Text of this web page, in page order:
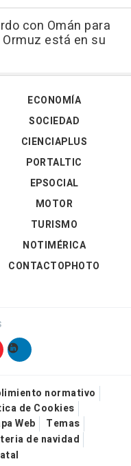
con Omán para
está en su
ECONOMÍA
SOCIEDAD
CIENCIAPLUS
PORTALTIC
EPSOCIAL
MOTOR
TURISMO
NOTIMÉRICA
CONTACTOPHOTO
normativo
de Cookies
Web
Temas
de navidad